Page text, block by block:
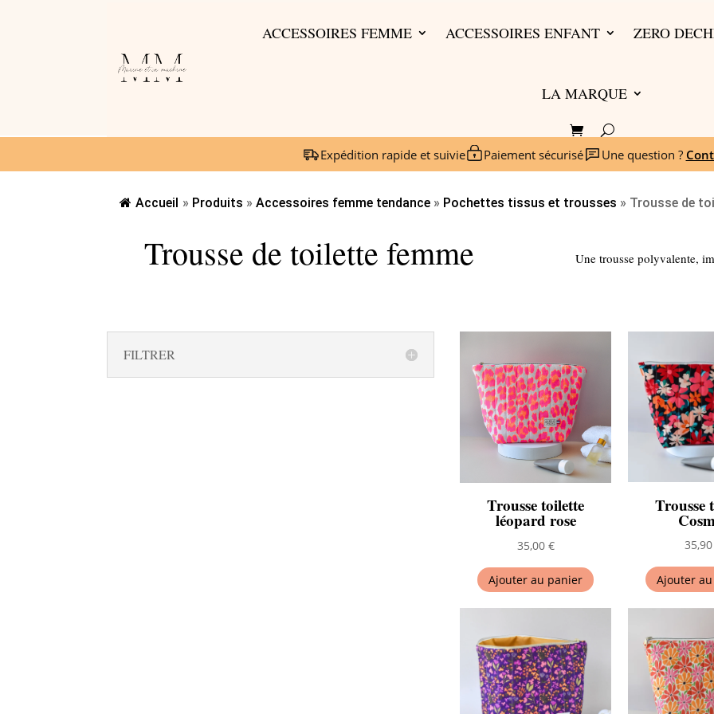
ACCESSOIRES FEMME ACCESSOIRES ENFANT ZERO
LA MARQUE
Expédition rapide et suivie Paiement sécurisé Une question ?
Accueil » Produits » Accessoires femme tendance » Pochettes tissus et trousses » Trousse de
Trousse de toilette femme Une trousse polyvalente,
FILTRER
Trousse toilette
léopard rose
35,00 €
Ajouter au panier
Trousse
Ajouter